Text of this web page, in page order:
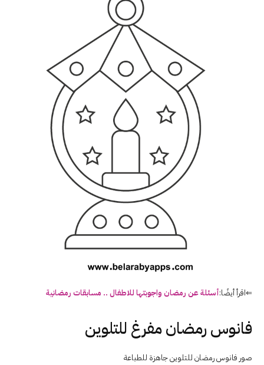
⇐اقرأ أيضًا:أسئلة عن رمضان واجوبتها للاطفال .. مسابقات رمضانية
فانوس رمضان مفرغ للتلوين
صور فانوس رمضان للتلوين جاهزة للطباعة